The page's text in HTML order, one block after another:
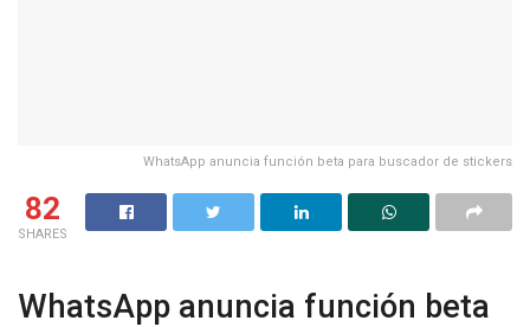
WhatsApp anuncia función beta para buscador de stickers
82
SHARES
WhatsApp anuncia función beta